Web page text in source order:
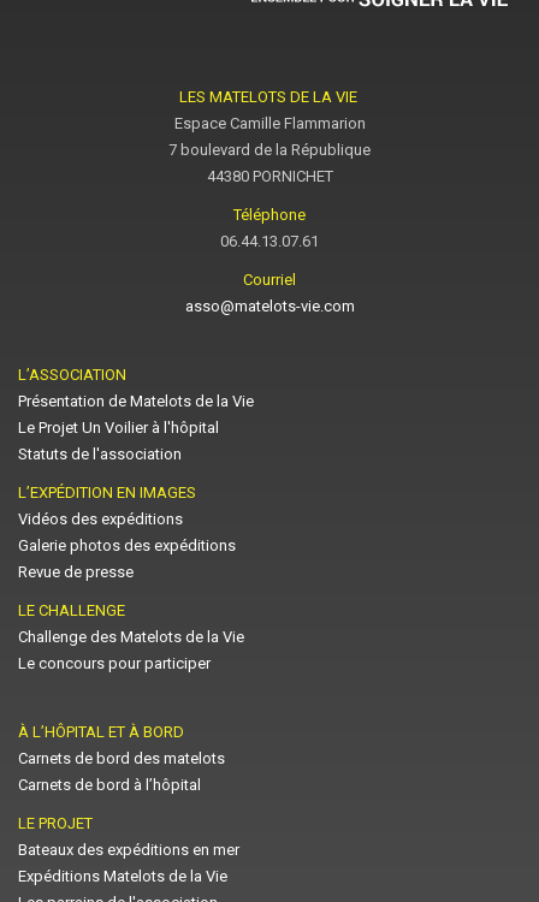
LES MATELOTS DE LA VIE
Espace Camille Flammarion
7 boulevard de la République
44380 PORNICHET
Téléphone
06.44.13.07.61
Courriel
asso@matelots-vie.com
L’ASSOCIATION
Présentation de Matelots de la Vie
Le Projet Un Voilier à l'hôpital
Statuts de l'association
L’EXPÉDITION EN IMAGES
Vidéos des expéditions
Galerie photos des expéditions
Revue de presse
LE CHALLENGE
Challenge des Matelots de la Vie
Le concours pour participer
À L’HÔPITAL ET À BORD
Carnets de bord des matelots
Carnets de bord à l’hôpital
LE PROJET
Bateaux des expéditions en mer
Expéditions Matelots de la Vie